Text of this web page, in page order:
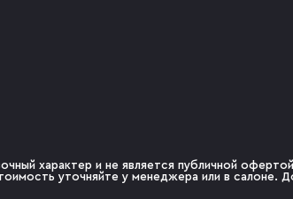
характер и не является публичной
уточняйте у менеджера или в салоне.